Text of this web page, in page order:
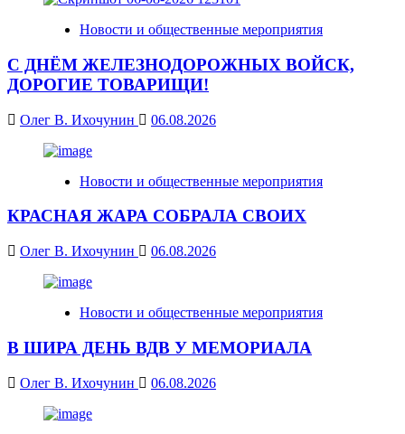
Новости и общественные мероприятия
С ДНЁМ ЖЕЛЕЗНОДОРОЖНЫХ ВОЙСК,
ДОРОГИЕ ТОВАРИЩИ!
Олег В. Ихочунин 06.08.2026
Новости и общественные мероприятия
КРАСНАЯ ЖАРА СОБРАЛА СВОИХ
Олег В. Ихочунин 06.08.2026
Новости и общественные мероприятия
В ШИРА ДЕНЬ ВДВ У МЕМОРИАЛА
Олег В. Ихочунин 06.08.2026